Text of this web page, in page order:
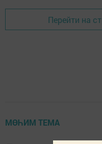
Перейти на
МӨҺИМ ТЕМА